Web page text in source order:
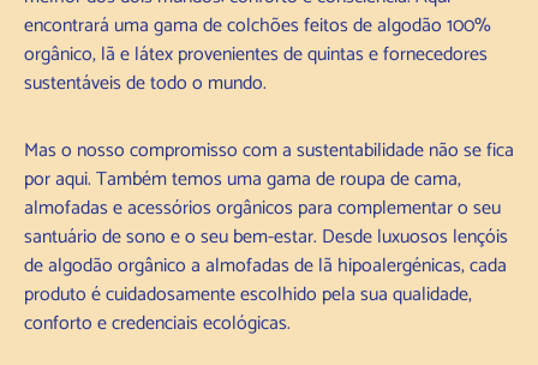
encontrará uma gama de colchões feitos de algodão 100%
orgânico, lã e látex provenientes de quintas e fornecedores
sustentáveis de todo o mundo.
Mas o nosso compromisso com a sustentabilidade não se fica
por aqui. Também temos uma gama de roupa de cama,
almofadas e acessórios orgânicos para complementar o seu
santuário de sono e o seu bem-estar. Desde luxuosos lençóis
de algodão orgânico a almofadas de lã hipoalergénicas, cada
produto é cuidadosamente escolhido pela sua qualidade,
conforto e credenciais ecológicas.